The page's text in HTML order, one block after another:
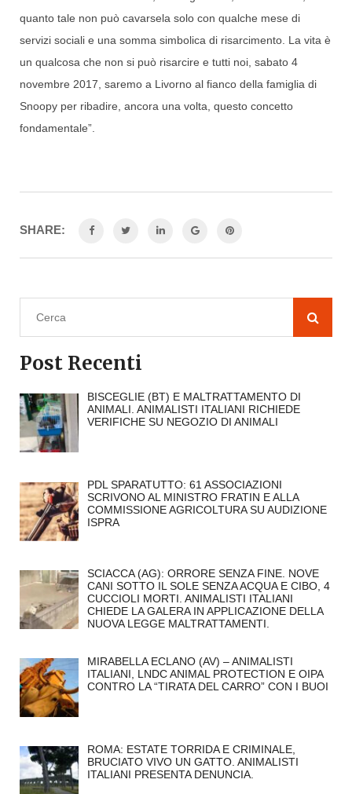
quanto tale non può cavarsela solo con qualche mese di
servizi sociali e una somma simbolica di risarcimento. La vita è
un qualcosa che non si può risarcire e tutti noi, sabato 4
novembre 2017, saremo a Livorno al fianco della famiglia di
Snoopy per ribadire, ancora una volta, questo concetto
fondamentale”.
SHARE:
Post Recenti
BISCEGLIE (BT) E MALTRATTAMENTO DI
ANIMALI. ANIMALISTI ITALIANI RICHIEDE
VERIFICHE SU NEGOZIO DI ANIMALI
PDL SPARATUTTO: 61 ASSOCIAZIONI
SCRIVONO AL MINISTRO FRATIN E ALLA
COMMISSIONE AGRICOLTURA SU AUDIZIONE
ISPRA
SCIACCA (AG): ORRORE SENZA FINE. NOVE
CANI SOTTO IL SOLE SENZA ACQUA E CIBO, 4
CUCCIOLI MORTI. ANIMALISTI ITALIANI
CHIEDE LA GALERA IN APPLICAZIONE DELLA
NUOVA LEGGE MALTRATTAMENTI.
MIRABELLA ECLANO (AV) – ANIMALISTI
ITALIANI, LNDC ANIMAL PROTECTION E OIPA
CONTRO LA “TIRATA DEL CARRO” CON I BUOI
ROMA: ESTATE TORRIDA E CRIMINALE,
BRUCIATO VIVO UN GATTO. ANIMALISTI
ITALIANI PRESENTA DENUNCIA.